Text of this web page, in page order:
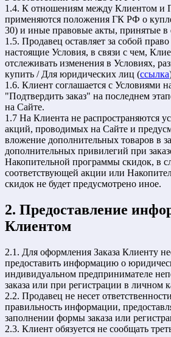
1.4. К отношениям между Клиентом и
применяются положения ГК РФ о
30) и иные правовые акты, принятые в
1.5. Продавец оставляет за собой
настоящие Условия, в связи с чем,
отслеживать изменения в Условиях,
купить / Для юридических лиц (ссылка
1.6. Клиент соглашается с Условиями
"Подтвердить заказ" на последнем
на Сайте.
1.7 На Клиента не распространяются
акций, проводимых на Сайте и
вложение дополнительных товаров в
дополнительных привилегий при
Накопительной программы скидок, в
соответствующей акции или
скидок не будет предусмотрено иное.
2. Предоставление
Клиентом
2.1. Для оформления Заказа Клиенту
предоставить информацию о
индивидуальном предпринимателе
заказа или при регистрации в личном
2.2. Продавец не несет
правильность информации,
заполнении формы заказа или
2.3. Клиент обязуется не сообщать